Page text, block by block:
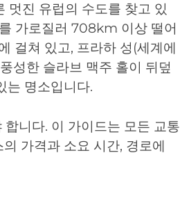
멋진 유럽의 수도를 찾고 있
가로질러 708km 이상 떨어
걸쳐 있고, 프라하 성(세계에
성한 슬라브 맥주 홀이 뒤덮
는 명소입니다.
니다. 이 가이드는 모든 교통
가격과 소요 시간, 경로에